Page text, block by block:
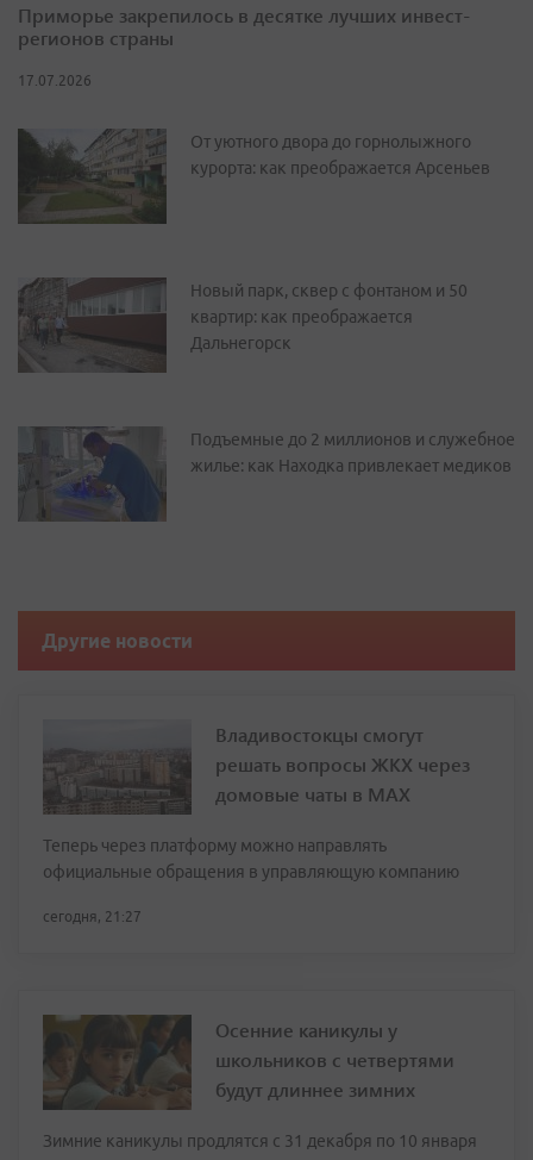
Приморье закрепилось в десятке лучших инвест-
регионов страны
17.07.2026
От уютного двора до горнолыжного
курорта: как преображается Арсеньев
Новый парк, сквер с фонтаном и 50
квартир: как преображается
Дальнегорск
Подъемные до 2 миллионов и служебное
жилье: как Находка привлекает медиков
Другие новости
Владивостокцы смогут
решать вопросы ЖКХ через
домовые чаты в МАХ
Теперь через платформу можно направлять
официальные обращения в управляющую компанию
сегодня, 21:27
Осенние каникулы у
школьников с четвертями
будут длиннее зимних
Зимние каникулы продлятся с 31 декабря по 10 января